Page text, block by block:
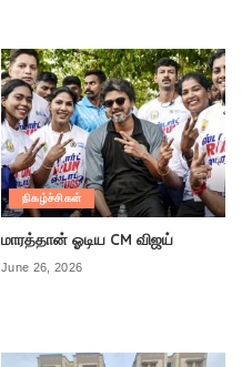
நிகழ்ச்சிகள்
மாரத்தான் ஓடிய CM விஜய்
June 26, 2026